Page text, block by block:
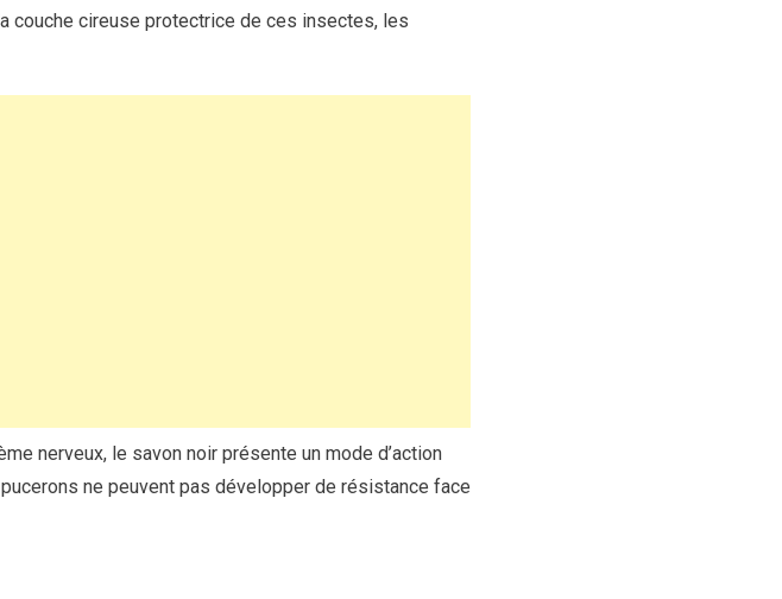
couche cireuse protectrice de ces insectes, les
nerveux, le savon noir présente un mode d’action
ne peuvent pas développer de résistance face